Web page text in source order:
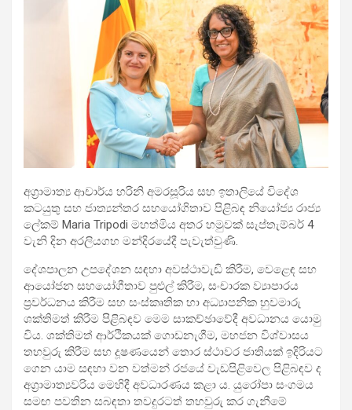
අග්‍රාමාත්‍ය ආචාර්ය හරිනි අමරසූරිය සහ ඉතාලියේ විදේශ
කටයුතු සහ ජාත්‍යන්තර සහයෝගිතාව පිළිබඳ නියෝජ්‍ය රාජ්‍ය
ලේකම් Maria Tripodi මහත්මිය අතර හමුවක් සැප්තැම්බර් 4
වැනි දින අරලියගහ මන්දිරයේදී පැවැත්වුණි.
දේශපාලන උපදේශන සඳහා අවස්ථාවැඩි කිරීම, වෙළෙඳ සහ
ආයෝජන සහයෝගීතාව පුළුල් කිරීම, සංචාරක ව්‍යාපාරය
ප්‍රවර්ධනය කිරීම සහ සංස්කෘතික හා අධ්‍යාපනික හුවමාරු
ශක්තිමත් කිරීම පිළිබඳව මෙම සාකච්ඡාවේදී අවධානය යොමු
විය. ශක්තිමත් ආර්ථිකයක් ගොඩනැගීම, මහජන විශ්වාසය
තහවුරු කිරීම සහ දූෂණයෙන් තොර ස්ථාවර ජාතියක් ඉදිරියට
ගෙන යාම සඳහා වන වත්මන් රජයේ වැඩපිළිවෙල පිළිබඳව ද
අග්‍රාමාත්‍යවරිය මෙහිදී අවධාරණය කළා ය. යුරෝපා සංගමය
සමඟ පවතින සබඳතා තවදුරටත් තහවුරු කර ගැනීමේ